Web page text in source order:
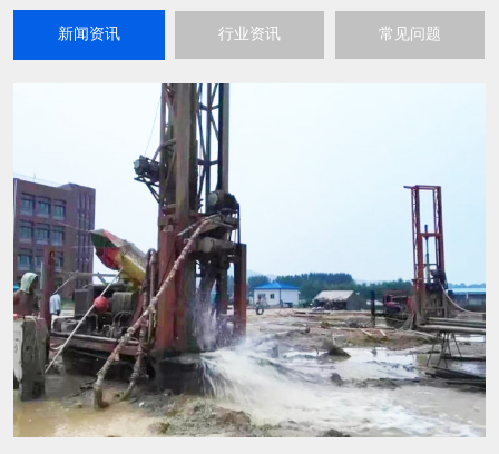
新闻资讯 行业资讯 常见问题